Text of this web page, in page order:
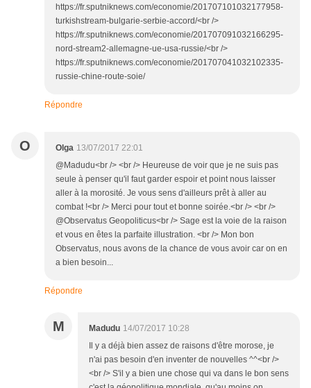
https://fr.sputniknews.com/economie/201707101032177958-
turkishstream-bulgarie-serbie-accord/<br />
https://fr.sputniknews.com/economie/201707091032166295-
nord-stream2-allemagne-ue-usa-russie/<br />
https://fr.sputniknews.com/economie/201707041032102335-
russie-chine-route-soie/
Répondre
O Olga 13/07/2017 22:01
@Madudu<br /> <br /> Heureuse de voir que je ne suis pas
seule à penser qu'il faut garder espoir et point nous laisser
aller à la morosité. Je vous sens d'ailleurs prêt à aller au
combat !<br /> Merci pour tout et bonne soirée.<br /> <br />
@Observatus Geopoliticus<br /> Sage est la voie de la raison
et vous en êtes la parfaite illustration. <br /> Mon bon
Observatus, nous avons de la chance de vous avoir car on en
a bien besoin...
Répondre
M Madudu 14/07/2017 10:28
Il y a déjà bien assez de raisons d'être morose, je
n'ai pas besoin d'en inventer de nouvelles ^^<br />
<br /> S'il y a bien une chose qui va dans le bon sens